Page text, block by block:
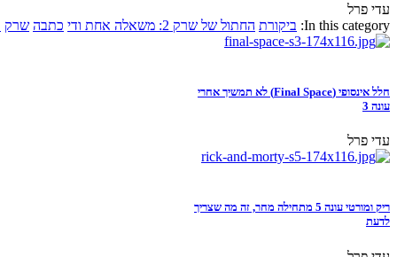
עדי פרל
In this category: ביקורת החתול של שרק 2: משאלה אחת ודי כתבה שרק
חלל אינסופי (Final Space) לא תמשיך אחרי
עונה 3
עדי פרל
ריק ומורטי עונה 5 מתחילה מחר, זה מה שצריך
לדעת